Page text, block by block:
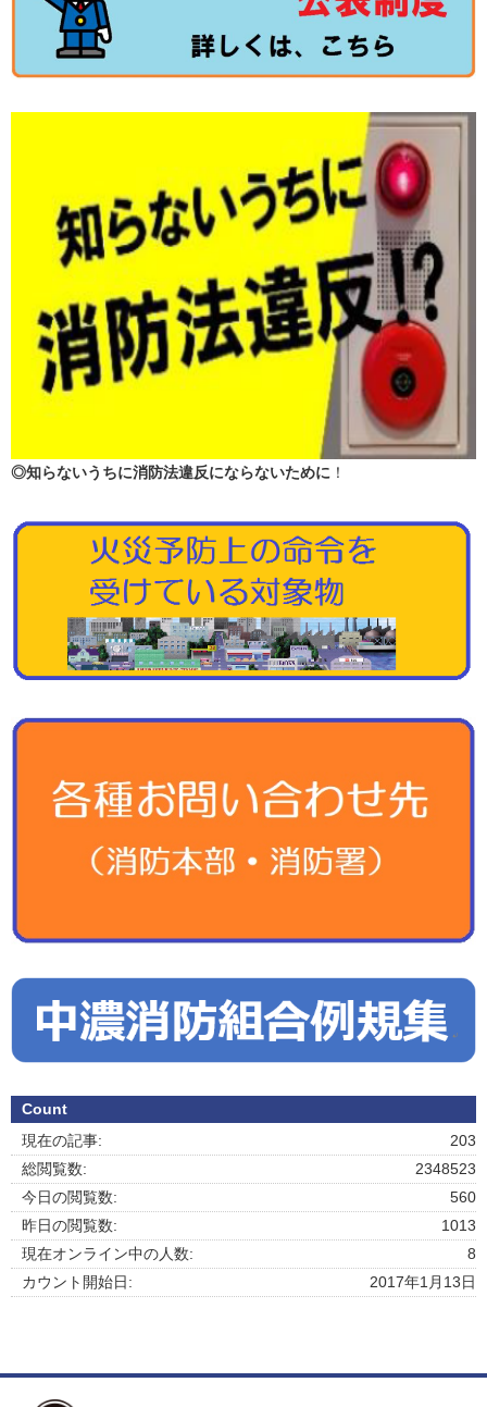
◎知らないうちに消防法違反にならないために ！
Count
203
現在の記事:
2348523
総閲覧数:
560
今日の閲覧数:
1013
昨日の閲覧数:
8
現在オンライン中の人数:
2017年1月13日
カウント開始日: